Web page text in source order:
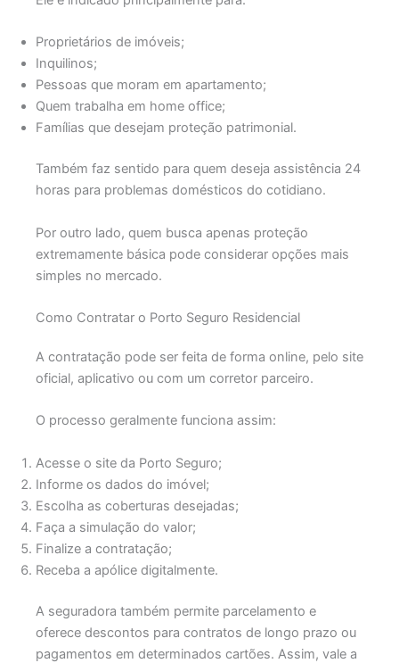
Proprietários de imóveis;
Inquilinos;
Pessoas que moram em apartamento;
Quem trabalha em home office;
Famílias que desejam proteção patrimonial.
Também faz sentido para quem deseja assistência 24
horas para problemas domésticos do cotidiano.
Por outro lado, quem busca apenas proteção
extremamente básica pode considerar opções mais
simples no mercado.
Como Contratar o Porto Seguro Residencial
A contratação pode ser feita de forma online, pelo site
oficial, aplicativo ou com um corretor parceiro.
O processo geralmente funciona assim:
Acesse o site da Porto Seguro;
Informe os dados do imóvel;
Escolha as coberturas desejadas;
Faça a simulação do valor;
Finalize a contratação;
Receba a apólice digitalmente.
A seguradora também permite parcelamento e
oferece descontos para contratos de longo prazo ou
pagamentos em determinados cartões. Assim, vale a